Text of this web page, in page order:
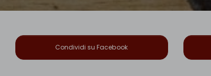
Condividi su Facebook